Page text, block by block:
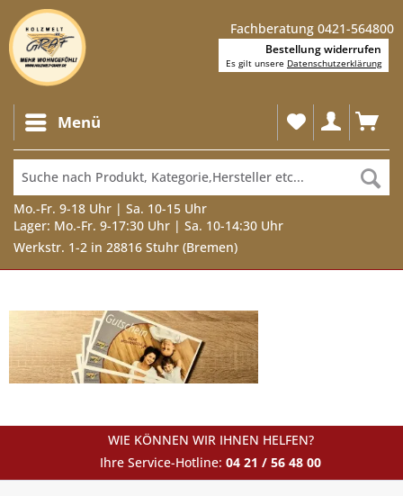
Fachberatung 0421-564800
Menü
Mo.-Fr. 9-18 Uhr | Sa. 10-15 Uhr
Lager: Mo.-Fr. 9-17:30 Uhr | Sa. 10-14:30 Uhr
Werkstr. 1-2 in 28816 Stuhr (Bremen)
WIE KÖNNEN WIR IHNEN HELFEN?
Ihre Service-Hotline: 04 21 / 56 48 00
Bestellung widerrufen
Es gilt unsere Datenschutzerklärung